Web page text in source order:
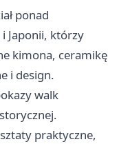
ponad
Japonii, którzy
kimona, ceramikę
i design.
walk
praktyczne,